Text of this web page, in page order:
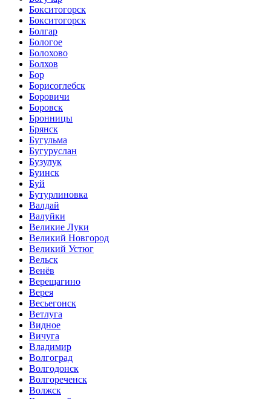
Бокситогорск
Бокситогорск
Болгар
Бологое
Болохово
Болхов
Бор
Борисоглебск
Боровичи
Боровск
Бронницы
Брянск
Бугульма
Бугуруслан
Бузулук
Буинск
Буй
Бутурлиновка
Валдай
Валуйки
Великие Луки
Великий Новгород
Великий Устюг
Вельск
Венёв
Верещагино
Верея
Весьегонск
Ветлуга
Видное
Вичуга
Владимир
Волгоград
Волгодонск
Волгореченск
Волжск